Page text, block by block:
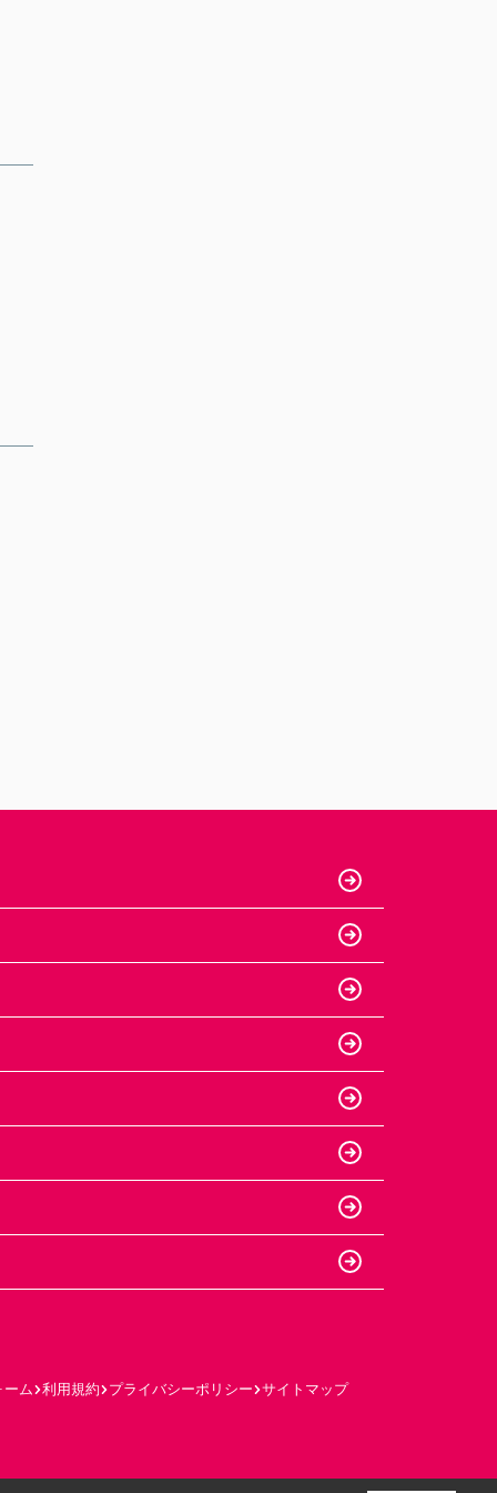
ーム 利用規約 プライバシーポリシー サイトマップ